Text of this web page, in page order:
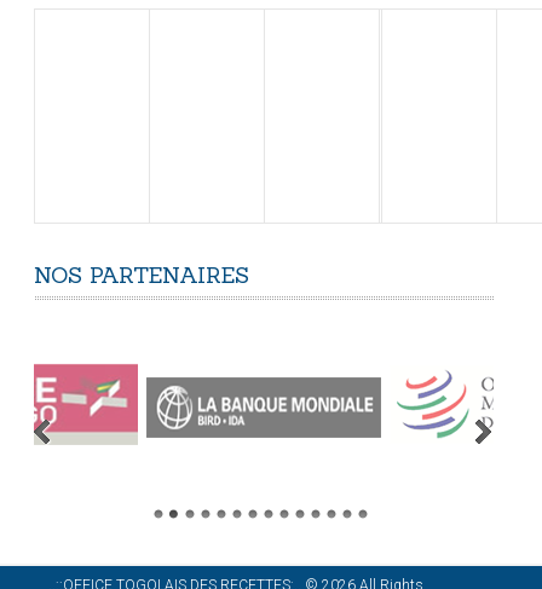
NOS PARTENAIRES
..::OFFICE TOGOLAIS DES RECETTES:.. © 2026 All Rights